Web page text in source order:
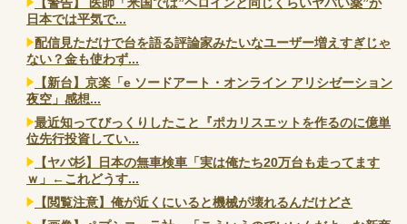
日本では平気で...
配信見ただけで台を語る評論家みたいなユーザー増えすぎじゃ
ない？金も使わず...
【新台】京楽「e ソードアート・オンライン アリシゼーション
夜空」感想...
最近知ってびっくりしたこと『ポカリスエットを作るのに億単
位先行投資してい...
【ヤバ杉】日本の無車検車「実は俺たち20万台も走ってます
ｗ」←これどうす...
【閲覧注意】俺が近くにいると機械が壊れるんだけどさ